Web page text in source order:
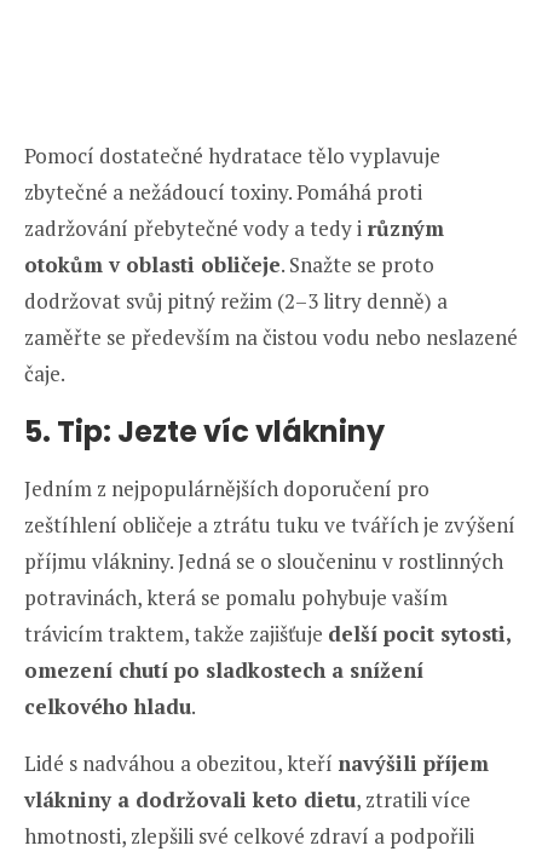
Pomocí dostatečné hydratace tělo vyplavuje
zbytečné a nežádoucí toxiny. Pomáhá proti
zadržování přebytečné vody a tedy i různým
otokům v oblasti obličeje. Snažte se proto
dodržovat svůj pitný režim (2–3 litry denně) a
zaměřte se především na čistou vodu nebo neslazené
čaje.
5. Tip: Jezte víc vlákniny
Jedním z nejpopulárnějších doporučení pro
zeštíhlení obličeje a ztrátu tuku ve tvářích je zvýšení
příjmu vlákniny. Jedná se o sloučeninu v rostlinných
potravinách, která se pomalu pohybuje vaším
trávicím traktem, takže zajišťuje delší pocit sytosti,
omezení chutí po sladkostech a snížení
celkového hladu.
Lidé s nadváhou a obezitou, kteří navýšili příjem
vlákniny a dodržovali keto dietu, ztratili více
hmotnosti, zlepšili své celkové zdraví a podpořili